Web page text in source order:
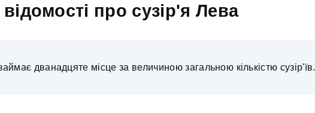
відомості про сузір'я Лева
дванадцяте місце за величиною загальною кількістю сузір'їв.